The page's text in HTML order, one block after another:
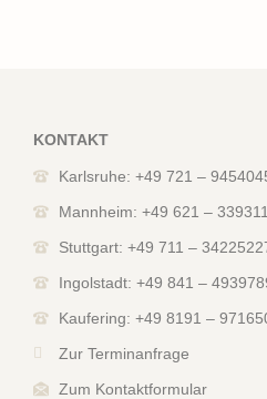
KONTAKT
Karlsruhe: +49 721 –
Mannheim: +49 621 –
Stuttgart: +49 711 –
Ingolstadt: +49 841 –
Kaufering: +49 8191 –
Zur Terminanfrage
Zum Kontaktformular